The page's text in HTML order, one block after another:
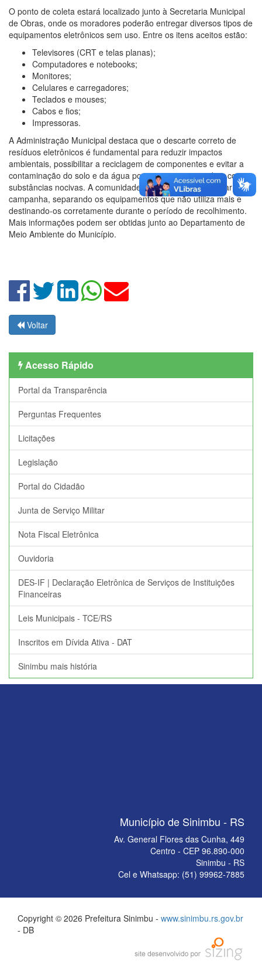
O ponto de coleta estará localizado junto à Secretaria Municipal
de Obras, onde os moradores poderão entregar diversos tipos de
equipamentos eletrônicos sem uso. Entre os itens aceitos estão:
Televisores (CRT e telas planas);
Computadores e notebooks;
Monitores;
Celulares e carregadores;
Teclados e mouses;
Cabos e fios;
Impressoras.
A Administração Municipal destaca que o descarte correto de
resíduos eletrônicos é fundamental para reduzir impactos
ambientais, possibilitar a reciclagem de componentes e evitar a
contaminação do solo e da água por materiais que podem conter
substâncias nocivas. A comunidade é convidada a participar da
campanha, separando os equipamentos que não utiliza mais e
destinando-os corretamente durante o período de recolhimento.
Mais informações podem ser obtidas junto ao Departamento de
Meio Ambiente do Município.
Voltar
Acesso Rápido
Portal da Transparência
Perguntas Frequentes
Licitações
Legislação
Portal do Cidadão
Junta de Serviço Militar
Nota Fiscal Eletrônica
Ouvidoria
DES-IF | Declaração Eletrônica de Serviços de Instituições
Financeiras
Leis Municipais - TCE/RS
Inscritos em Dívida Ativa - DAT
Sinimbu mais história
Município de Sinimbu - RS
Av. General Flores das Cunha, 449
Centro - CEP 96.890-000
Sinimbu - RS
Cel e Whatsapp: (51) 99962-7885
Copyright © 2026 Prefeitura Sinimbu - www.sinimbu.rs.gov.br
- DB